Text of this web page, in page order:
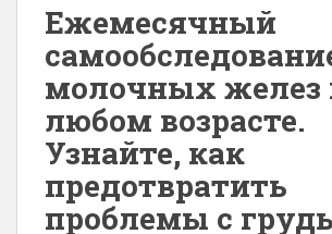
Ежемесячный
молочных желез
любом возрасте.
Узнайте, как
предотвратить
проблемы с